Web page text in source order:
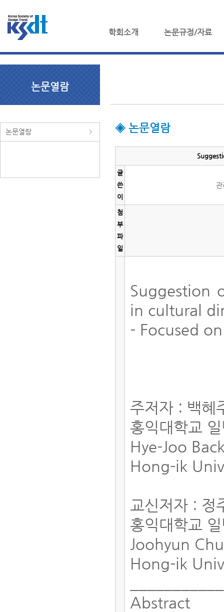
학회소개 논문규정/자료
논문열람
논문열람 ◈ 논문열람
글
쓴
이
관
첨
부
파
일
Suggestion
in cultural
- Focused
주저자 : 백혜
홍익대학교
Hye-Joo
Hong-ik
교신저자 : 정
홍익대학교
Joohyun
Hong-ik
Abstract